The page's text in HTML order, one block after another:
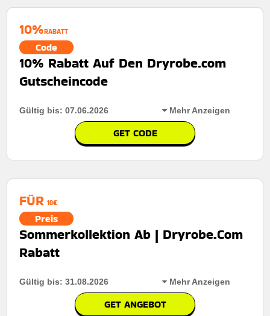
10%RABATT
Code
10% Rabatt Auf Den Dryrobe.com
Gutscheincode
Gültig bis: 07.06.2026 Mehr Anzeigen
GET CODE
Mindestkaufbetrag:
Berechtigung: Für alle kunden
Art des Angebots:
kombinierbar
Bedingungen:
Weitere informationen finden sie in den
geschäftsbedingungen auf der website des händlers
FÜR 18€
Preis
Sommerkollektion Ab | Dryrobe.Com
Rabatt
Gültig bis: 31.08.2026 Mehr Anzeigen
GET ANGEBOT